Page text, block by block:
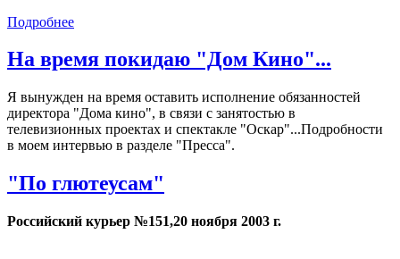
Подробнее
На время покидаю "Дом Кино"...
Я вынужден на время оставить исполнение обязанностей
директора "Дома кино", в связи с занятостью в
телевизионных проектах и спектакле "Оскар"...Подробности
в моем интервью в разделе "Пресса".
"По глютеусам"
Российский курьер №151,20 ноября 2003 г.